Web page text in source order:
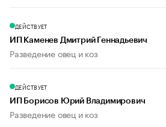
ДЕЙСТВУЕТ
ИП Каменев Дмитрий Геннадьевич
Разведение овец и коз
ДЕЙСТВУЕТ
ИП Борисов Юрий Владимирович
Разведение овец и коз